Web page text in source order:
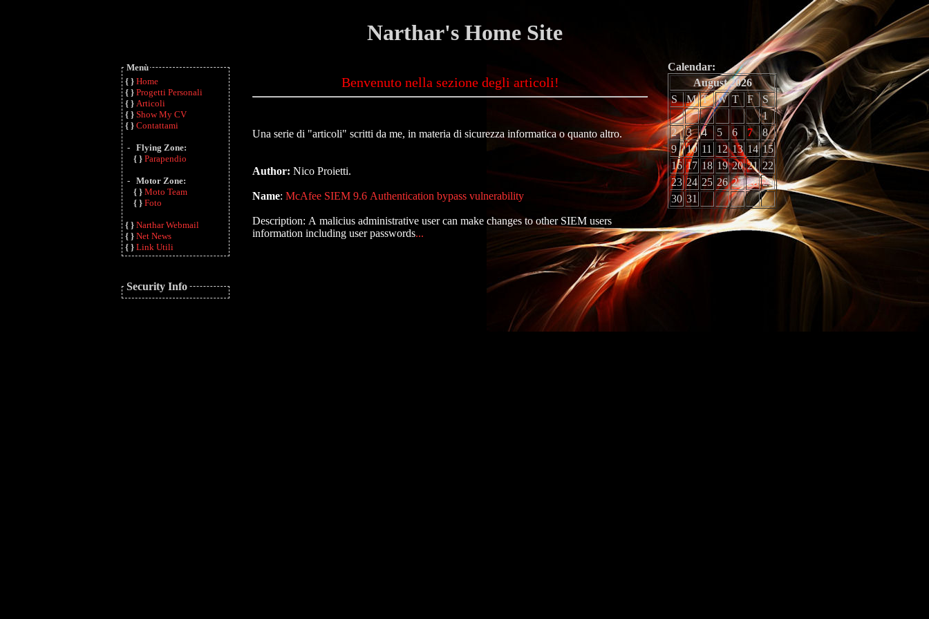
Narthar's Home Site
Menù
{ } Home
{ } Progetti Personali
{ } Articoli
{ } Show My CV
{ } Contattami
- Flying Zone:
{ } Parapendio
- Motor Zone:
{ } Moto Team
{ } Foto
{ } Narthar Webmail
{ } Net News
{ } Link Utili
Security Info
Benvenuto nella sezione degli articoli!
Una serie di "articoli" scritti da me, in materia di sicurezza informatica o quanto altro.
Author: Nico Proietti.
Name: McAfee SIEM 9.6 Authentication bypass vulnerability
Description: A malicius administrative user can make changes to other SIEM users
information including user passwords...
Calendar:
August 2026
S
M T W T F
S
1
2
3 4 5 6 7
8
9
10 11 12 13 14 15
16 17 18 19 20 21 22
23 24 25 26 27 28 29
30 31